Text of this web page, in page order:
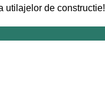
utilajelor de constructie!